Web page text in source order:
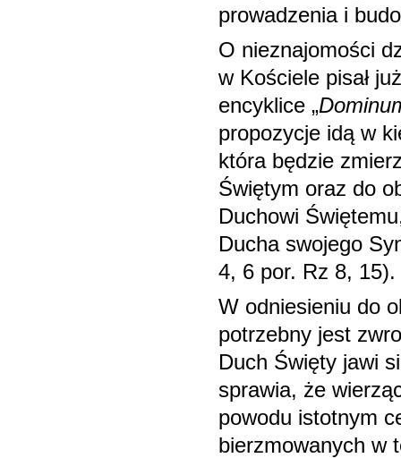
prowadzenia i
O nieznajomości
w Kościele pisał
encyklice „
propozycje idą w
która będzie
Świętym oraz do
Duchowi
Ducha swojego
4, 6 por. Rz 8, 15).
W odniesieniu do
potrzebny jest
Duch Święty jawi
sprawia, że
powodu istotnym
bierzmowanych w